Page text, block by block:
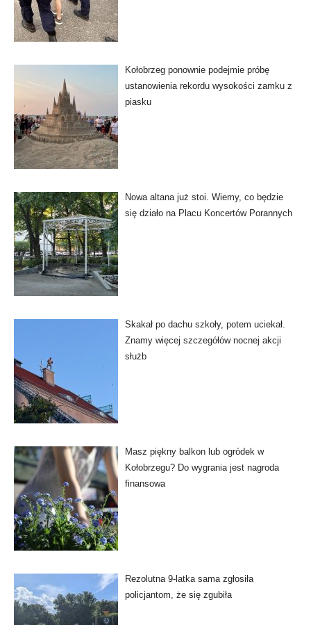
Kołobrzeg ponownie podejmie próbę
ustanowienia rekordu wysokości zamku z
piasku
Nowa altana już stoi. Wiemy, co będzie
się działo na Placu Koncertów Porannych
Skakał po dachu szkoły, potem uciekał.
Znamy więcej szczegółów nocnej akcji
służb
Masz piękny balkon lub ogródek w
Kołobrzegu? Do wygrania jest nagroda
finansowa
Rezolutna 9-latka sama zgłosiła
policjantom, że się zgubiła